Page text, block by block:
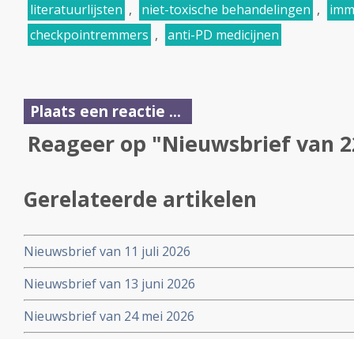
literatuurlijsten , niet-toxische behandelingen ,
checkpointremmers , anti-PD medicijnen
Plaats een reactie ...
Reageer op "Nieuwsbrief van
Gerelateerde artikelen
Nieuwsbrief van 11 juli 2026
Nieuwsbrief van 13 juni 2026
Nieuwsbrief van 24 mei 2026